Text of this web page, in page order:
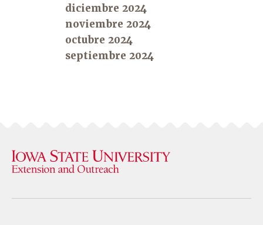
diciembre 2024
noviembre 2024
octubre 2024
septiembre 2024